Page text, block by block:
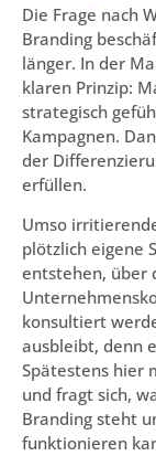
Die Frage nach
Branding
länger. In der
klaren Prinzip:
strategisch
Kampagnen.
der
erfüllen.
Umso
plötzlich eigene
entstehen, über
konsultiert
ausbleibt, denn
Spätestens hier
und fragt sich,
Branding steht
funktionieren